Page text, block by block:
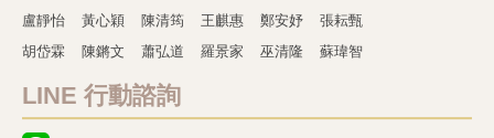
盧靜怡 黃心穎 陳清筠 王麒惠 鄭安妤
張耘甄
胡岱霖
陳鏘文 蕭弘道 羅景家 巫清隆 蘇瑋智
LINE 行動諮詢